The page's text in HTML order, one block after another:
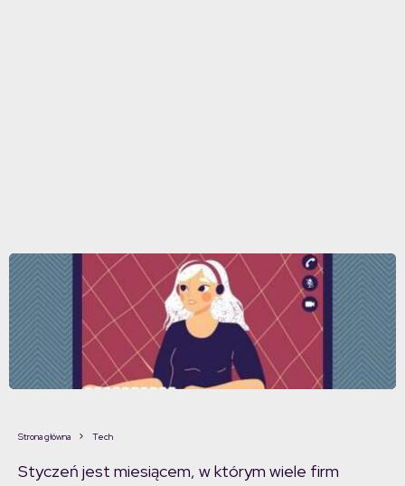
Strona główna Tech
Styczeń jest miesiącem, w którym wiele firm